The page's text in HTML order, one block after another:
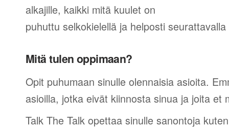
alkajille, kaikki mitä kuulet on
puhuttu selkokielellä ja helposti
Mitä tulen oppimaan?
Opit puhumaan sinulle olennaisia asioita.
asioilla, jotka eivät kiinnosta sinua ja joita et
Talk The Talk opettaa sinulle sanontoja